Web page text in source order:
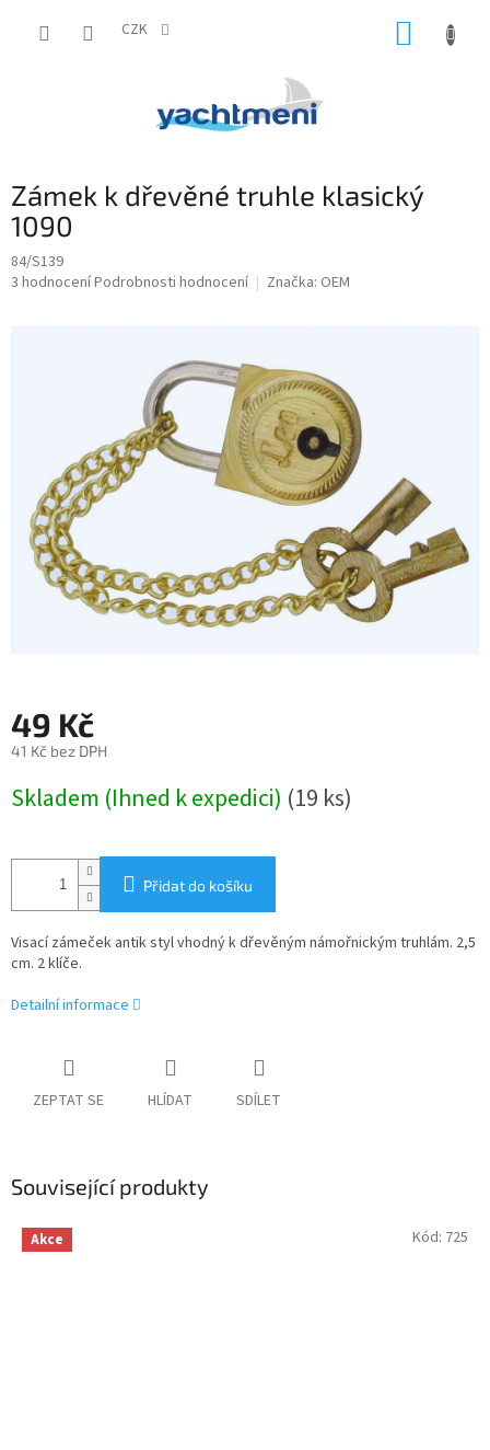
CZK
Zámek k dřevěné truhle klasický
1090
84/S139
Průměrné
3 hodnoceníPodrobnosti hodnocení Značka: OEM
49 Kč
41 Kč bez DPH
cena:
Skladem (Ihned k expedici) (19 ks)
Přidat do košíku
Visací zámeček antik styl vhodný k dřevěným námořnickým truhlám. 2,5
cm. 2 klíče.
Detailní informace
ZEPTAT SE HLÍDAT SDÍLET
Související produkty
Akce Kód: 725